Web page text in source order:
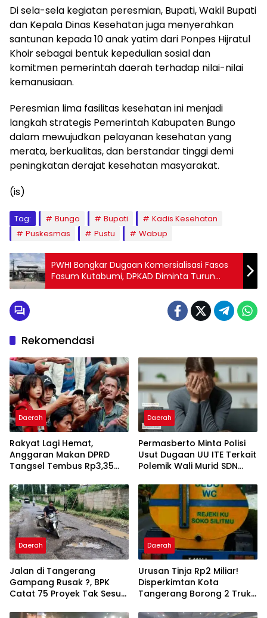
Di sela-sela kegiatan peresmian, Bupati, Wakil Bupati
dan Kepala Dinas Kesehatan juga menyerahkan
santunan kepada 10 anak yatim dari Ponpes Hijratul
Khoir sebagai bentuk kepedulian sosial dan
komitmen pemerintah daerah terhadap nilai-nilai
kemanusiaan.
Peresmian lima fasilitas kesehatan ini menjadi
langkah strategis Pemerintah Kabupaten Bungo
dalam mewujudkan pelayanan kesehatan yang
merata, berkualitas, dan berstandar tinggi demi
peningkatan derajat kesehatan masyarakat.
(is)
Tag: Bungo Bupati
Kadis Kesehatan
Puskesmas
Pustu Wabup
PWHI Bongkar Dugaan Komersialisasi Fasos
Fasum Kutabumi, DPKAD Diminta Turun
Tangan
Rekomendasi
Daerah
Rakyat Lagi Hemat,
Anggaran Makan DPRD
Tangsel Tembus Rp3,35
Daerah
Permasberto Minta Polisi
Usut Dugaan UU ITE Terkait
Polemik Wali Murid SDN
Daerah
Jalan di Tangerang
Gampang Rusak ?, BPK
Catat 75 Proyek Tak Sesuai
Daerah
Urusan Tinja Rp2 Miliar!
Disperkimtan Kota
Tangerang Borong 2 Truk